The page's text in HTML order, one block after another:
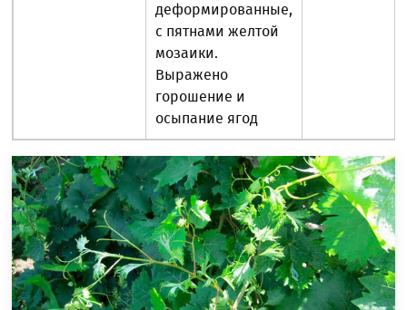
деформированные,
с пятнами желтой
мозаики.
Выражено
горошение и
осыпание ягод